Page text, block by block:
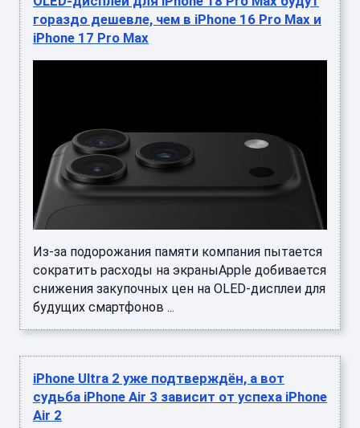
гораздо дешевле, чем в iPhone 16 Pro Max и
iPhone 17 Pro Max
Из-за подорожания памяти компания пытается
сократить расходы на экраныApple добивается
снижения закупочных цен на OLED-дисплеи для
будущих смартфонов ...
iPhone Ultra 2 уже подтверждён, а вот
судьба iPhone Air 3 зависит от успеха iPhone
Air 2